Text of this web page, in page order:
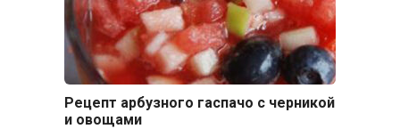
Рецепт арбузного гаспачо с черникой
и овощами